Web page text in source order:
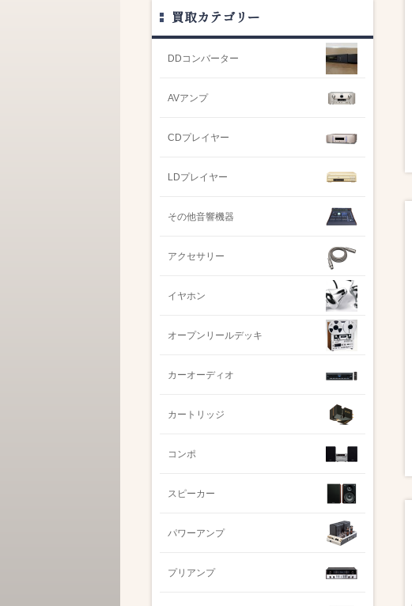
買取カテゴリー
DDコンバーター
AVアンプ
CDプレイヤー
LDプレイヤー
その他音響機器
アクセサリー
イヤホン
オープンリールデッキ
カーオーディオ
カートリッジ
コンポ
スピーカー
パワーアンプ
プリアンプ